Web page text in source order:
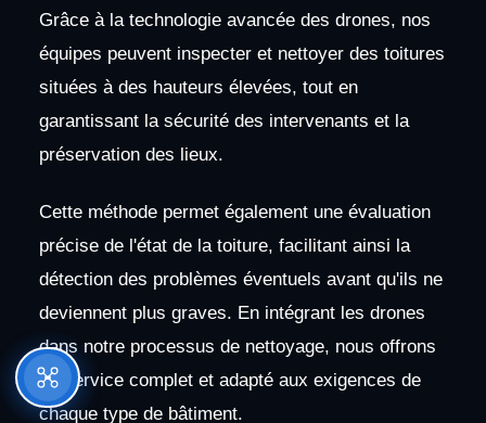
Grâce à la technologie avancée des drones, nos
équipes peuvent inspecter et nettoyer des toitures
situées à des hauteurs élevées, tout en
garantissant la sécurité des intervenants et la
préservation des lieux.
Cette méthode permet également une évaluation
précise de l'état de la toiture, facilitant ainsi la
détection des problèmes éventuels avant qu'ils ne
deviennent plus graves. En intégrant les drones
dans notre processus de nettoyage, nous offrons
un service complet et adapté aux exigences de
chaque type de bâtiment.